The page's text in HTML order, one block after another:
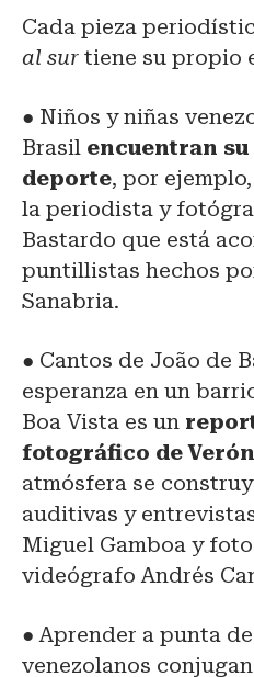
Cada pieza
al sur tiene su propio
● Niños y niñas
Brasil encuentran
deporte, por
la periodista y
Bastardo que está
puntillistas hechos
Sanabria.
● Cantos de João de
esperanza en un
Boa Vista es un
fotográfico de
atmósfera se
auditivas y
Miguel Gamboa y
videógrafo Andrés
● Aprender a punta
venezolanos